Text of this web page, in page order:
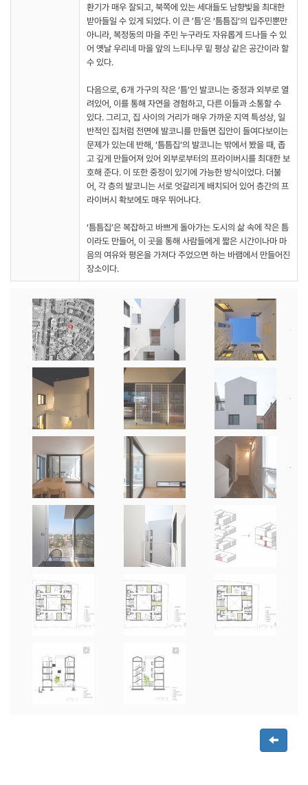
환기가 매우 잘되고, 북쪽에 있는 세대들도 남향빛을 최대한
받아들일 수 있게 되었다. 이 큰 ’틈’은 ‘틈틈집’의 입주민뿐만
아니라, 복정동의 마을 주민 누구라도 자유롭게 드나들 수 있
어 옛날 우리네 마을 앞의 느티나무 밑 평상 같은 공간이라 할
수 있다.
다음으로, 6개 가구의 작은 ‘틈’인 발코니는 중정과 외부로 열
려있어, 이를 통해 자연을 경험하고, 다른 이들과 소통할 수
있다. 그리고, 집 사이의 거리가 매우 가까운 지역 특성상, 일
반적인 집처럼 전면에 발코니를 만들면 집안이 들여다보이는
문제가 있는데 반해, ‘틈틈집’의 발코니는 밖에서 봤을 때, 좁
고 깊게 만들어져 있어 외부로부터의 프라이버시를 최대한 보
호해 준다. 이 또한 중정이 있기에 가능한 방식이었다. 더불
어, 각 층의 발코니는 서로 엇갈리게 배치되어 있어 층간의 프
라이버시 확보에도 매우 뛰어나다.
‘틈틈집’은 복잡하고 바쁘게 돌아가는 도시의 삶 속에 작은 틈
이라도 만들어, 이 곳을 통해 사람들에게 짧은 시간이나마 마
음의 여유와 평온을 가져다 주었으면 하는 바램에서 만들어진
장소이다.